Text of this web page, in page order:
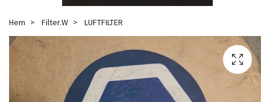
Hem Filter.W LUFTFILTER